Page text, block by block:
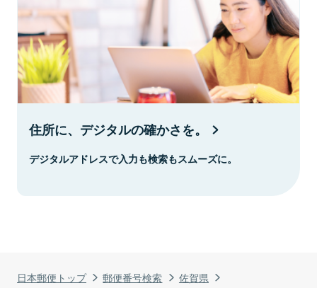
日本郵便トップ 郵便番号検索
佐賀県
住所に、デジタルの確かさを。
デジタルアドレスで入力も検索もスムーズに。